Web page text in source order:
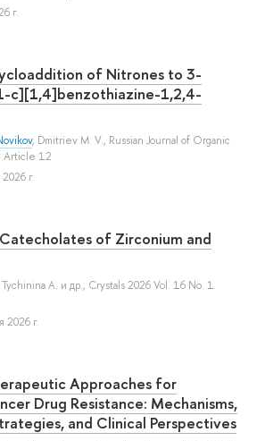
г.
of Nitrones to 3-
c][1,4]benzothiazine-1,2,4-
, Dmitriev M. V., Russian Journal of Organic
Article 12
г.
of Zirconium and
Tychinina A. и др., Crystals 2026 Vol. 16 No. 1
2026 г.
Approaches for
Drug Resistance: Mechanisms,
and Clinical Perspectives